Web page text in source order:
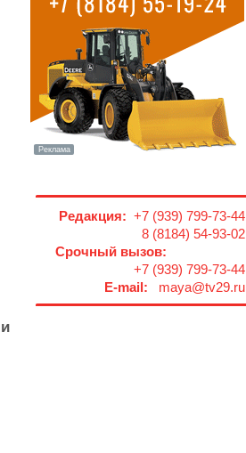
Редакция: +7 (939) 799-73-44
8 (8184) 54-93-02
Срочный вызов:
+7 (939) 799-73-44
E-mail: maya@tv29.ru